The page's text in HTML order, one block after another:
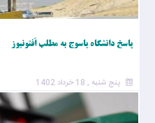
پاسخ دانشگاه یاسوج به مطلب اَفتونیوز
پنج شنبه , 18 خرداد 1402